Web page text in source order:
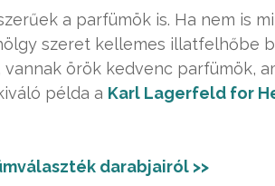
a parfümök is. Ha nem is
szeret kellemes illatfelhőbe
örök kedvenc parfümök,
példa a Karl Lagerfeld for
darabjairól >>